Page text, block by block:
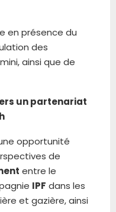
en présence du
des
ainsi que de
un partenariat
opportunité
de
entre le
IPF dans les
et gazière, ainsi